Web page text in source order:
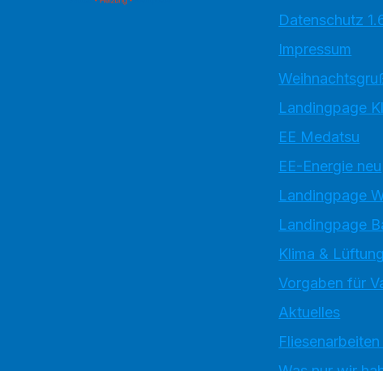
Datenschutz
Impressum
Landingpage
EE Medatsu
EE-Energie neu
Landingpage
Landingpage
Klima &
Vorgaben für
Aktuelles